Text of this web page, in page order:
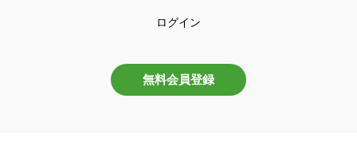
ログイン
無料会員登録